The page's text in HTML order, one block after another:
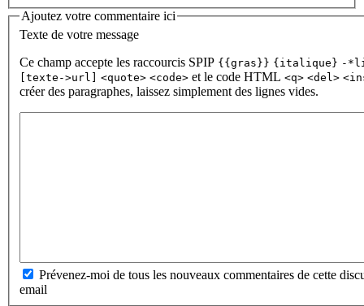
Ajoutez votre commentaire ici
Texte de votre message
Ce champ accepte les raccourcis SPIP {{gras}} {italique} -
[texte->url]
<quote> <code> et le code HTML <q> <del>
créer des paragraphes, laissez simplement des lignes vides.
Prévenez-moi de tous les nouveaux commentaires de cette
email